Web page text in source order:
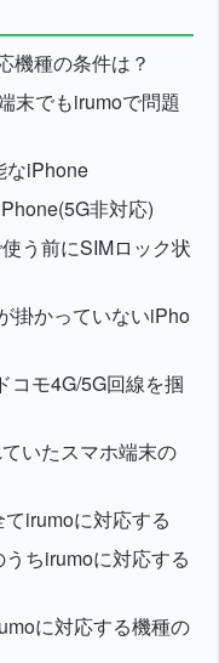
機種の条件は？
末でもirumoで問題
なiPhone
非対応)
う前にSIMロック状
掛かっていないiPho
コモ4G/5G回線を掴
いたスマホ端末の
irumoに対応する
ちirumoに対応する
に対応する機種の